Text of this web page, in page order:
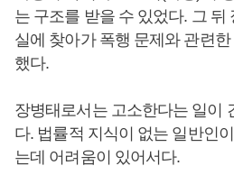
는 구조를 받을 수 있었다. 그 뒤
실에 찾아가 폭행 문제와 관련
했다.
장병태로서는 고소한다는 일이
다. 법률적 지식이 없는 일반인
는데 어려움이 있어서다.